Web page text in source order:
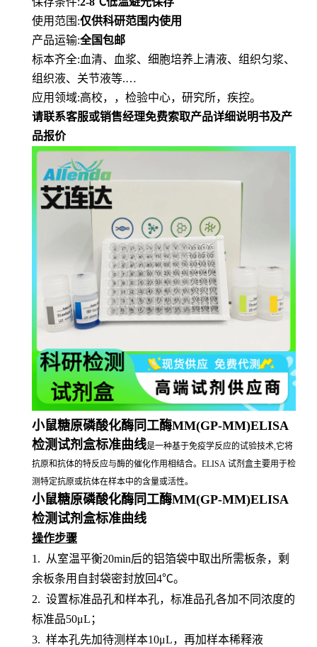
使用范围 :仅供科研范围内使用
产品运输:全国包邮
标本齐全:血清、血浆、细胞培养上清液、组织匀浆、
组织液、关节液等.…
应用领域:高校，，检验中心，研究所，疾控。
请联系客服或销售经理免费索取产品详细说明书及产
品报价
小鼠糖原磷酸化酶同工酶MM(GP-MM)ELISA
检测试剂盒标准曲线是一种基于免疫学反应的试验技术,它将
抗原和抗体的特反应与酶的催化作用相结合。ELISA 试剂盒主要用于检
测特定抗原或抗体在样本中的含量或活性。
小鼠糖原磷酸化酶同工酶MM(GP-MM)ELISA
检测试剂盒标准曲线
操作步骤
1.
从室温平衡20min后的铝箔袋中取出所需板条，剩
余板条用自封袋密封放回4℃。
2. 设置标准品孔和样本孔，标准品孔各加不同浓度的
标准品50μL；
3. 样本孔先加待测样本10μL，再加样本稀释液